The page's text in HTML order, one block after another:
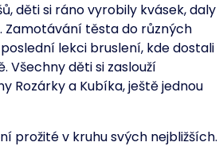
děti si ráno vyrobily kvásek, daly
Zamotávání těsta do různých
lekci bruslení, kde dostali
Všechny děti si zaslouží
Rozárky a Kubíka, ještě jednou
prožité v kruhu svých nejbližších.